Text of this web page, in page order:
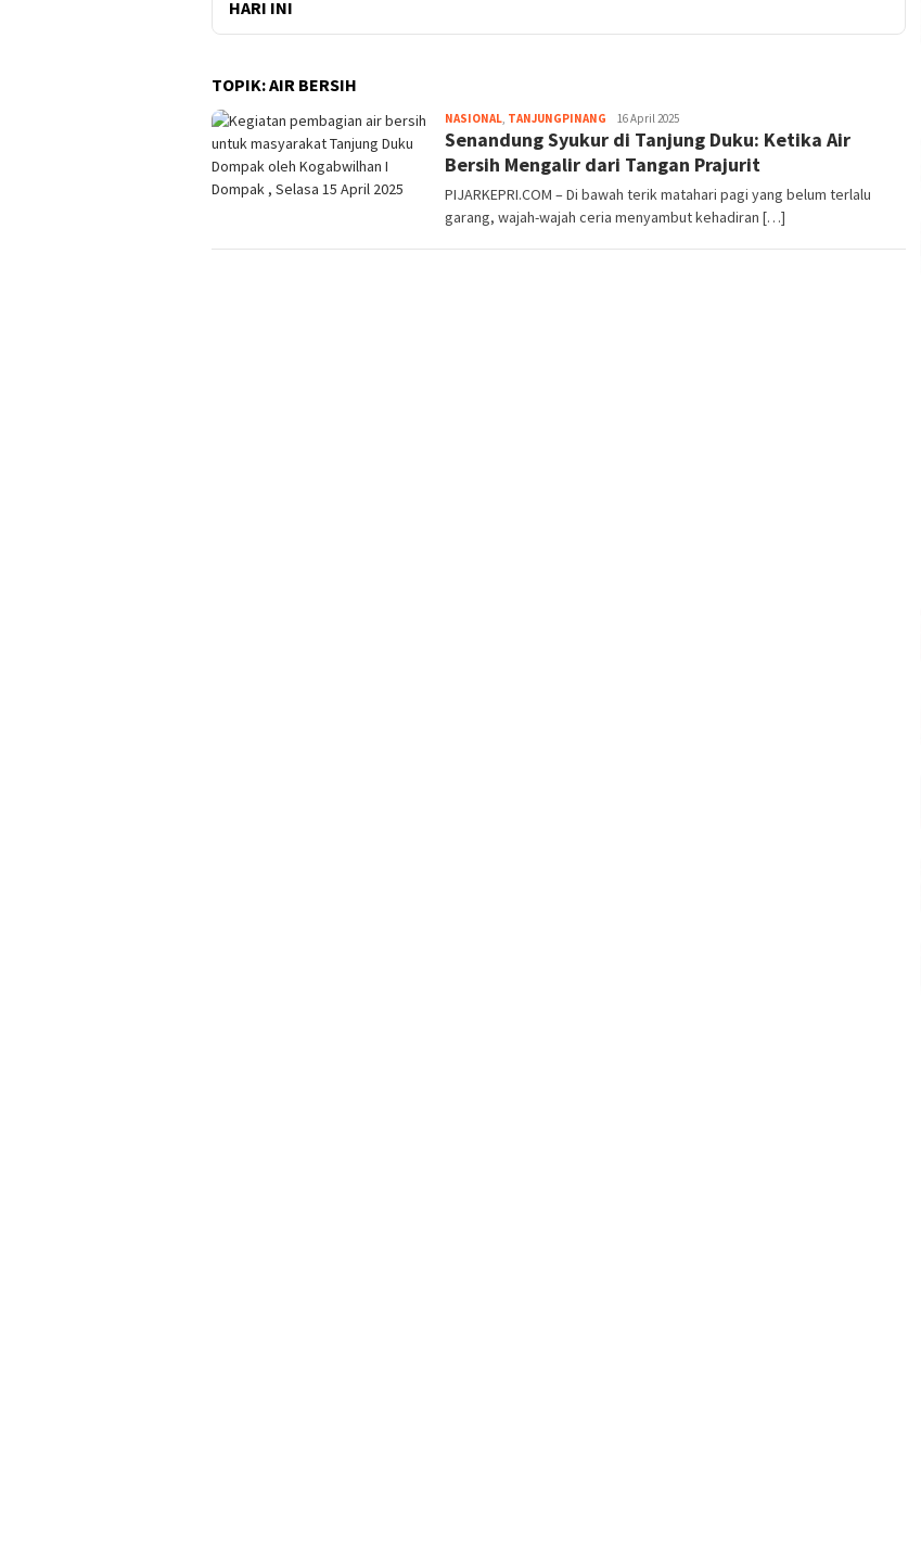
HARI INI
TOPIK:AIR BERSIH
NASIONAL, TANJUNGPINANG Pijarkepri.com
16 April 2025
Senandung Syukur di Tanjung Duku: Ketika Air
Bersih Mengalir dari Tangan Prajurit
PIJARKEPRI.COM – Di bawah terik matahari pagi yang belum terlalu
garang, wajah-wajah ceria menyambut kehadiran […]